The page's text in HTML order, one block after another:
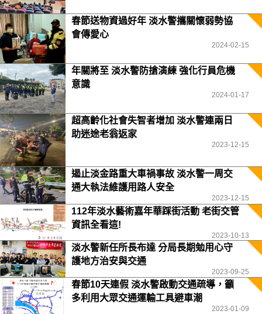
春節送物資過好年 淡水警攜關懷弱勢協
會傳愛心
2024-02-15
年關將至 淡水警防搶演練 強化行員危機
意識
2024-01-17
超高齡化社會失智者增加 淡水警連兩日
助迷途老翁返家
2023-12-15
遏止淡金路重大車禍事故 淡水警一周交
通大執法維護用路人安全
2023-12-15
112年淡水藝術嘉年華踩街活動 老街交管
資訊全看這!
2023-10-13
淡水警新任所長布達 分局長期勉用心守
護地方治安與交通
2023-09-25
春節10天連假 淡水警啟動交通疏導，籲
多利用大眾交通運輸工具避車潮
2023-01-09